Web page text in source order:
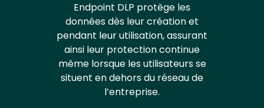
Endpoint DLP protège les
données dès leur création et
pendant leur utilisation, assurant
ainsi leur protection continue
même lorsque les utilisateurs se
situent en dehors du réseau de
l’entreprise.